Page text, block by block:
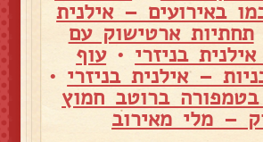
באירועים – אילנית
תחתיות ארטישוק עם
בניזרי •עוף
– אילנית בניזרי •
ברוטב חמוץ
– מלי מאירוב